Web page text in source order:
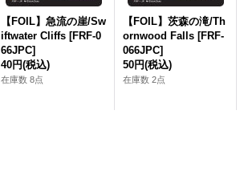
【FOIL】急流の崖/Sw
iftwater Cliffs [FRF-0
66JPC]
40円(税込)
在庫数 8点
【FOIL】茨森の滝/Th
ornwood Falls [FRF-
066JPC]
50円(税込)
在庫数 2点